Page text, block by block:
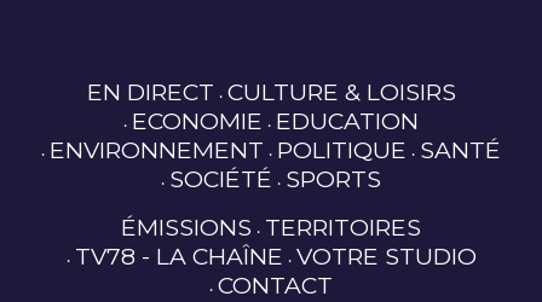
EN DIRECT CULTURE & LOISIRS
ECONOMIE EDUCATION
ENVIRONNEMENT POLITIQUE SANTÉ
SOCIÉTÉ SPORTS
ÉMISSIONS TERRITOIRES
TV78 - LA CHAÎNE VOTRE STUDIO
CONTACT